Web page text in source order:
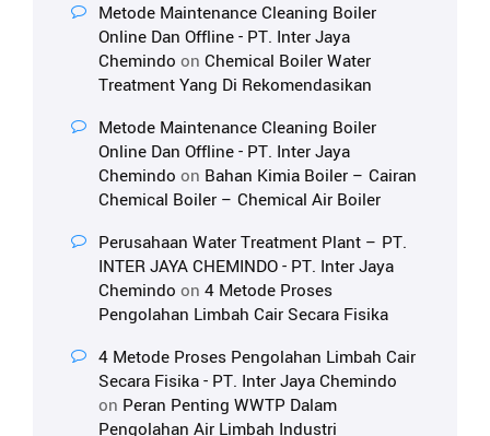
Metode Maintenance Cleaning Boiler
Online Dan Offline - PT. Inter Jaya
Chemindo on Chemical Boiler Water
Treatment Yang Di Rekomendasikan
Metode Maintenance Cleaning Boiler
Online Dan Offline - PT. Inter Jaya
Chemindo on Bahan Kimia Boiler – Cairan
Chemical Boiler – Chemical Air Boiler
Perusahaan Water Treatment Plant – PT.
INTER JAYA CHEMINDO - PT. Inter Jaya
Chemindo on 4 Metode Proses
Pengolahan Limbah Cair Secara Fisika
4 Metode Proses Pengolahan Limbah Cair
Secara Fisika - PT. Inter Jaya Chemindo
on Peran Penting WWTP Dalam
Pengolahan Air Limbah Industri